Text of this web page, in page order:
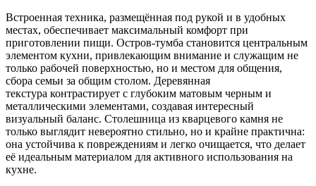
Встроенная техника, размещённая под рукой и в удобных
местах, обеспечивает максимальный комфорт при
приготовлении пищи. Остров-тумба становится центральным
элементом кухни, привлекающим внимание и служащим не
только рабочей поверхностью, но и местом для общения,
сбора семьи за общим столом. Деревянная
текстура контрастирует с глубоким матовым черным и
металлическими элементами, создавая интересный
визуальный баланс. Столешница из кварцевого камня не
только выглядит невероятно стильно, но и крайне практична:
она устойчива к повреждениям и легко очищается, что делает
её идеальным материалом для активного использования на
кухне.